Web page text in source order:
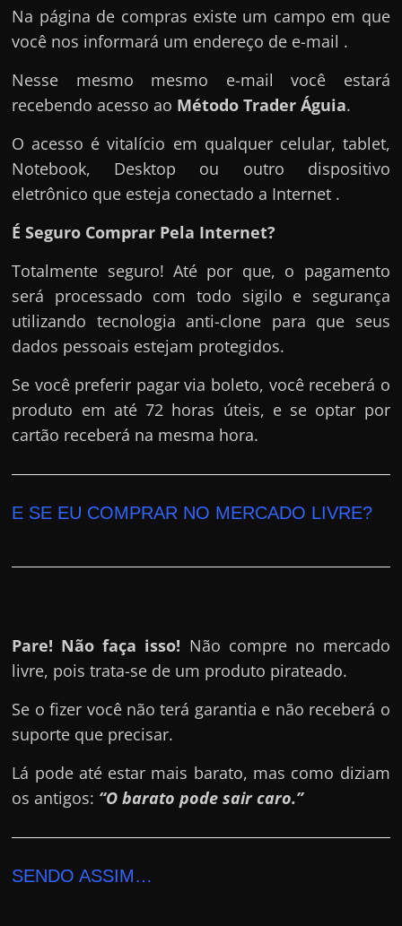
Na página de compras existe um campo em que
você nos informará um endereço de e-mail .
Nesse mesmo mesmo e-mail você estará
recebendo acesso ao Método Trader Águia.
O acesso é vitalício em qualquer celular, tablet,
Notebook, Desktop ou outro dispositivo
eletrônico que esteja conectado a Internet .
É Seguro Comprar Pela Internet?
Totalmente seguro! Até por que, o pagamento
será processado com todo sigilo e segurança
utilizando tecnologia anti-clone para que seus
dados pessoais estejam protegidos.
Se você preferir pagar via boleto, você receberá o
produto em até 72 horas úteis, e se optar por
cartão receberá na mesma hora.
E SE EU COMPRAR NO MERCADO LIVRE?
Pare! Não faça isso! Não compre no mercado
livre, pois trata-se de um produto pirateado.
Se o fizer você não terá garantia e não receberá o
suporte que precisar.
Lá pode até estar mais barato, mas como diziam
os antigos: “O barato pode sair caro.”
SENDO ASSIM…